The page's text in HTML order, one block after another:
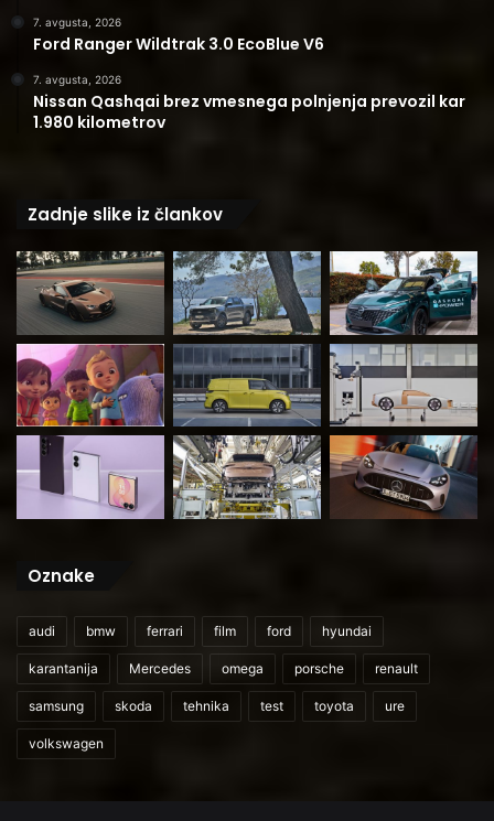
7. avgusta, 2026
Ford Ranger Wildtrak 3.0 EcoBlue V6
7. avgusta, 2026
Nissan Qashqai brez vmesnega polnjenja prevozil kar
1.980 kilometrov
Zadnje slike iz člankov
Oznake
audi bmw ferrari film ford hyundai
karantanija Mercedes omega porsche renault
samsung skoda tehnika test toyota ure
volkswagen